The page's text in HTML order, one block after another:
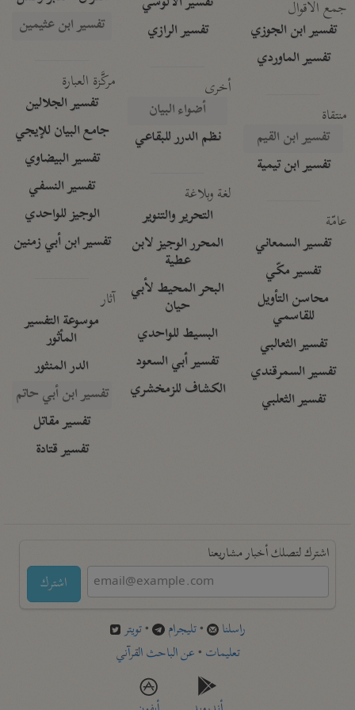
جمع الأقوال
تفسير ابن الجوزي
تفسير الماوردي
منتقاة
تفسير ابن القيم
تفسير ابن تيمية
عامّة
تفسير السمعاني
تفسير مكّي
محاسن التأويل
للقاسمي
تفسير الثعالبي
تفسير السمرقندي
تفسير الثعلبي
تفسير الرازي
أخرى
أضواء البيان
نظم الدرر للبقاعي
لغة وبلاغة
التحرير والتنوير
المحرر الوجيز لابن
عطية
البحر المحيط لأبي
حيان
البسيط للواحدي
تفسير أبي السعود
الكشاف للزمخشري
تفسير ابن عثيمين
مركَّزة العبارة
تفسير الجلالين
جامع البيان للإيجي
تفسير البيضاوي
تفسير النسفي
الوجيز للواحدي
تفسير ابن أبي زمنين
آثار
موسوعة التفسير
المأثور
الدر المنثور
تفسير ابن أبي حاتم
تفسير مقاتل
تفسير قتادة
اشترك لتصلك أخبار مشاريعنا
اشترك
راسلنا •تليجرام •تويتر
تعليمات •عن الباحث القرآني